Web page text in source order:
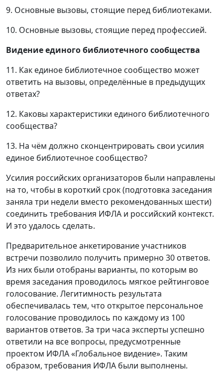
9. Основные вызовы, стоящие перед библиотеками.
10. Основные вызовы, стоящие перед профессией.
Видение единого библиотечного сообщества
11. Как единое библиотечное сообщество может
ответить на вызовы, определённые в предыдущих
ответах?
12. Каковы характеристики единого библиотечного
сообщества?
13. На чём должно сконцентрировать свои усилия
единое библиотечное сообщество?
Усилия российских организаторов были направлены
на то, чтобы в короткий срок (подготовка заседания
заняла три недели вместо рекомендованных шести)
соединить требования ИФЛА и российский контекст.
И это удалось сделать.
Предварительное анкетирование участников
встречи позволило получить примерно 30 ответов.
Из них были отобраны варианты, по которым во
время заседания проводилось мягкое рейтинговое
голосование. Легитимность результата
обеспечивалась тем, что открытое персональное
голосование проводилось по каждому из 100
вариантов ответов. За три часа эксперты успешно
ответили на все вопросы, предусмотренные
проектом ИФЛА «Глобальное видение». Таким
образом, требования ИФЛА были выполнены.